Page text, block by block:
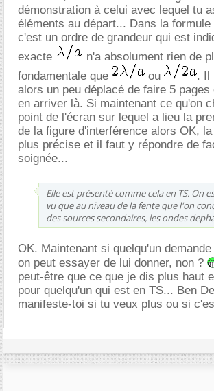
démonstration à celui avec lequel tu
éléments au départ... Dans la
c'est un ordre de grandeur qui est
exacte
n'a absolument rien de
fondamentale que
ou
. Il
alors un peu déplacé de faire 5
en arriver là. Si maintenant ce qu'on
point de l'écran sur lequel a lieu la
de la figure d'interférence alors OK,
plus précise et il faut y répondre de
soignée...
Elle est présenté comme cela en TS. On
vu que au niveau de la fente que l'on
des sources secondaires, les ondes
OK. Maintenant si quelqu'un
on peut essayer de lui donner, non ?
peut-être que ce que je dis plus haut
pour quelqu'un qui est en TS... Ben
manifeste-toi si tu veux plus ou si